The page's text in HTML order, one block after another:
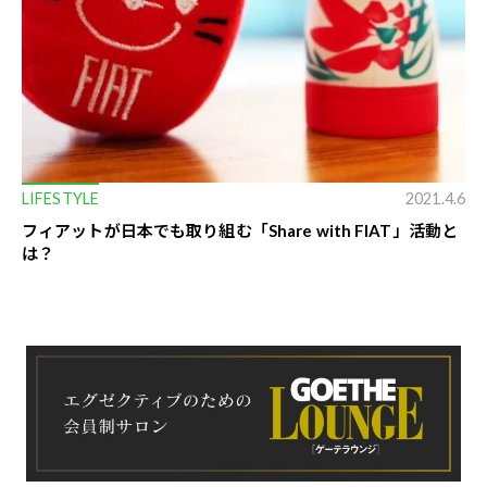
LIFESTYLE 2021.4.6
フィアットが日本でも取り組む「Share with FIAT」活動と
は？